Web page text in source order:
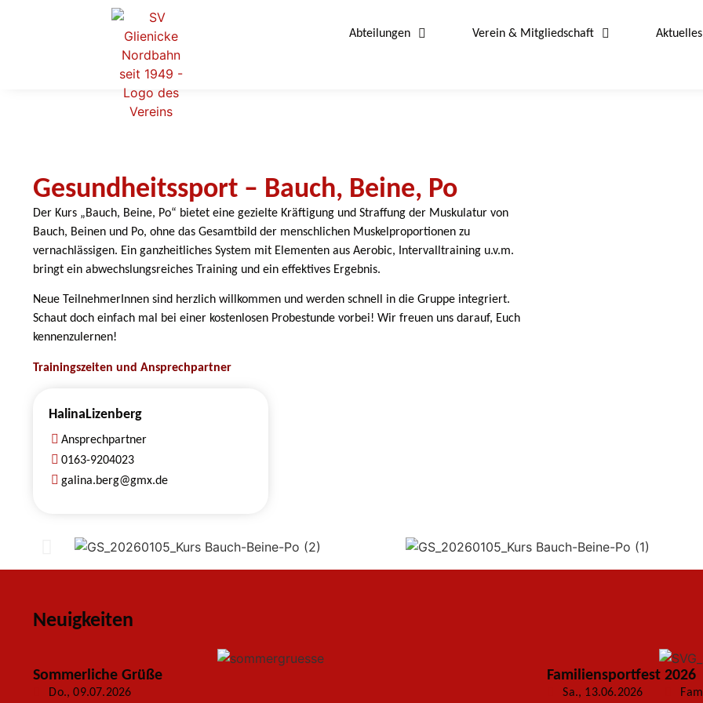
Abteilungen Verein & Mitgliedschaft Aktuelles
Gesundheitssport – Bauch, Beine, Po
Der Kurs „Bauch, Beine, Po“ bietet eine gezielte Kräftigung und Straffung der Muskulatur von
Bauch, Beinen und Po, ohne das Gesamtbild der menschlichen Muskelproportionen zu
vernachlässigen. Ein ganzheitliches System mit Elementen aus Aerobic, Intervalltraining u.v.m.
bringt ein abwechslungsreiches Training und ein effektives Ergebnis.
Neue TeilnehmerInnen sind herzlich willkommen und werden schnell in die Gruppe integriert.
Schaut doch einfach mal bei einer kostenlosen Probestunde vorbei! Wir freuen uns darauf, Euch
kennenzulernen!
Trainingszeiten und Ansprechpartner
HalinaLizenberg
Ansprechpartner
0163-9204023
galina.berg@gmx.de
Neuigkeiten
Sommerliche Grüße
Do., 09.07.2026
Familiensportfest 2026
Sa., 13.06.2026